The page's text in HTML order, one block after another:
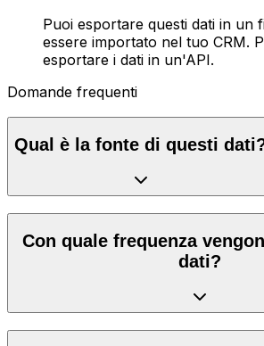
Puoi esportare questi dati in un
essere importato nel tuo CRM.
esportare i dati in un'API.
Domande frequenti
Qual è la fonte di questi
Con quale frequenza
dati?